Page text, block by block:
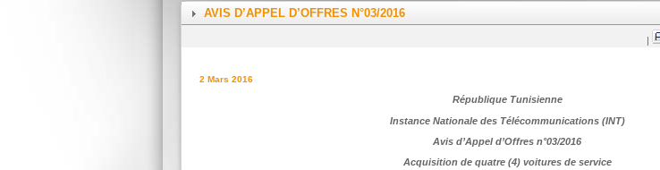
AVIS D’APPEL D’OFFRES N°03/2016
|
2 Mars 2016
République Tunisienne
Instance Nationale des Télécommunications (INT)
Avis d’Appel d’Offres n°03/2016
Acquisition de quatre (4) voitures de service